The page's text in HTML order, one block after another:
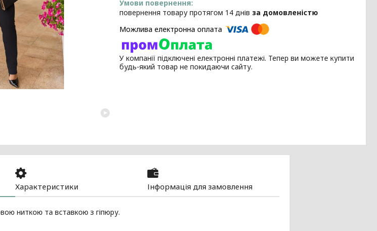
повернення товару протягом 14 днів за домовленістю
У компанії підключені електронні платежі. Тепер ви можете купити
будь-який товар не покидаючи сайту.
Характеристики Інформація для замовлення
ниткою та вставкою з гіпюру.